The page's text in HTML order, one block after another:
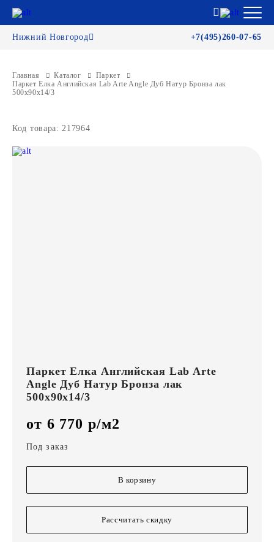
Нижний Новгород +7(495)260-07-65
Главная Каталог
Паркет
Паркет Елка Английская Lab Arte Angle Дуб Натур Бронза лак
500х90х14/3
Код товара: 217964
Паркет Елка Английская Lab Arte
Angle Дуб Натур Бронза лак
500х90х14/3
от 6 770 р/м2
Под заказ
В корзину
Рассчитать скидку